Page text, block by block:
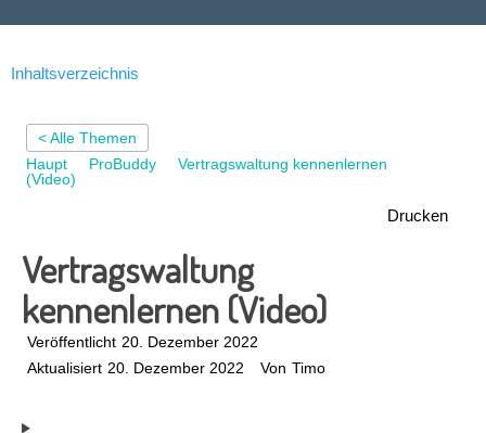
< Alle Themen
Haupt
ProBuddy
Vertragswaltung kennenlernen
(Video)
Drucken
Vertragswaltung
kennenlernen (Video)
Veröffentlicht 20. Dezember 2022
Aktualisiert 20. Dezember 2022 Von Timo
Inhaltsverzeichnis